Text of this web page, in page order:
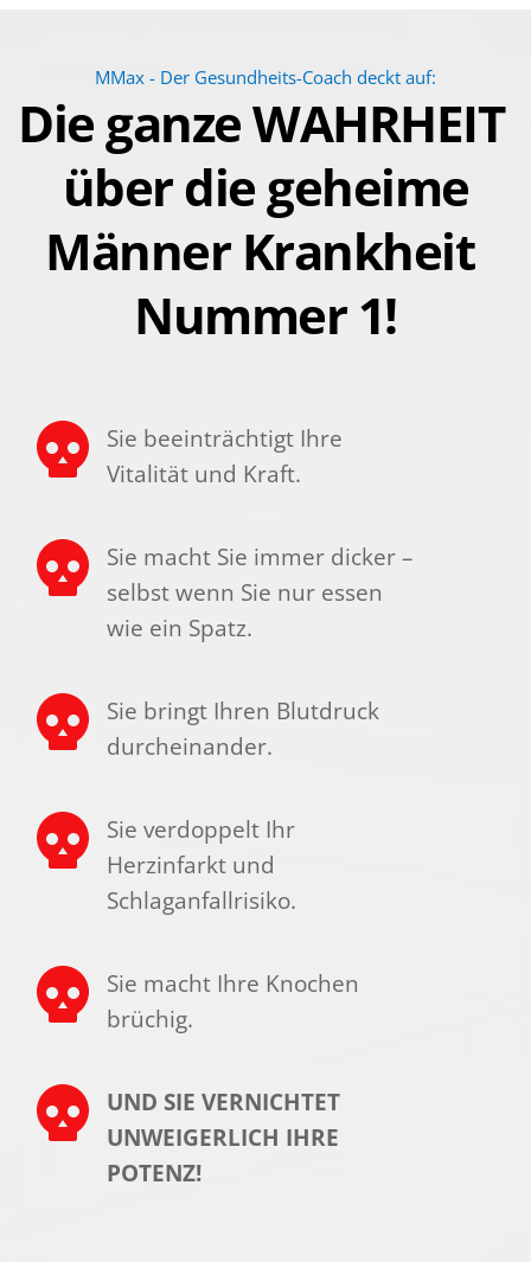
MMax - Der Gesundheits-Coach deckt auf:
Die ganze WAHRHEIT
über die geheime
Männer­ Krankheit
Nummer 1!
Sie beeinträchtigt Ihre
Vitalität und Kraft.
Sie macht Sie immer dicker –
selbst wenn Sie nur essen
wie ein Spatz.
Sie bringt Ihren Blutdruck
durcheinander.
Sie verdoppelt Ihr
Herzinfarkt und
Schlaganfallrisiko.
Sie macht Ihre Knochen
brüchig.
UND SIE VER­NICHTET
UNWEIGER­LICH IHRE
POTENZ!